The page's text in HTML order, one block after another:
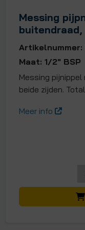
Messing
buitendraad,
Artikelnummer:
Maat: 1/2" BSP
Messing
beide zijden.
Meer info